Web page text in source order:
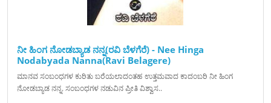
ನೀ ಹಿಂಗ ನೋಡಬ್ಯಾಡ ನನ್ನ(ರವಿ ಬೆಳಗೆರೆ) - Nee Hinga
Nodabyada Nanna(Ravi Belagere)
ಮಾನವ ಸಂಬಂಧಗಳ ಕುರಿತು ಬರೆಯಲಾದಂತಹ ಉತ್ತಮವಾದ ಕಾದಂಬರಿ ನೀ ಹಿಂಗ
ನೋಡಬ್ಯಾಡ ನನ್ನ. ಸಂಬಂಧಗಳ ನಡುವಿನ ಪ್ರೀತಿ ವಿಶ್ವಾಸ..